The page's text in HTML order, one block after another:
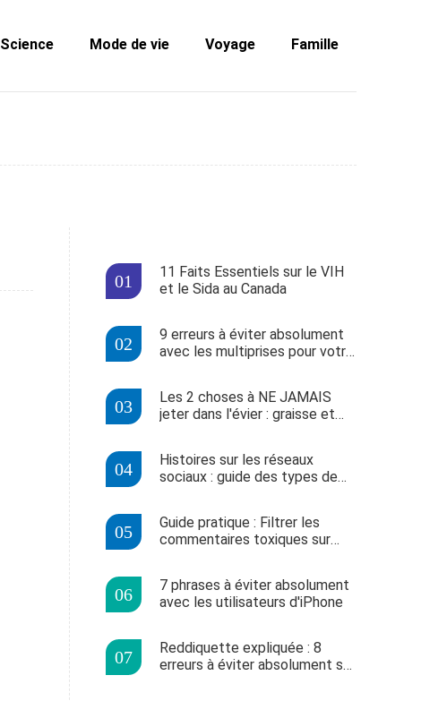
Science Mode de vie Voyage Famille
11 Faits Essentiels sur le VIH
et le Sida au Canada
9 erreurs à éviter absolument
avec les multiprises pour votre
Les 2 choses à NE JAMAIS
jeter dans l'évier : graisse et
Histoires sur les réseaux
sociaux : guide des types de
Guide pratique : Filtrer les
commentaires toxiques sur
7 phrases à éviter absolument
avec les utilisateurs d'iPhone
Reddiquette expliquée : 8
erreurs à éviter absolument sur